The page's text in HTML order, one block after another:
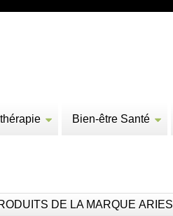
Bien-être Santé
DE LA MARQUE ARIES